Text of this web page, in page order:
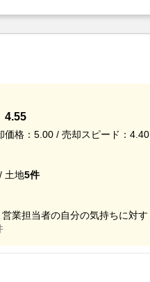
4.55
価格：5.00 / 売却スピード：4.40
/ 土地5件
営業担当者の自分の気持ちに対す